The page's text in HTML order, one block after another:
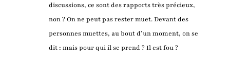
discussions, ce sont des rapports très précieux,
non ? On ne peut pas rester muet. Devant des
personnes muettes, au bout d’un moment, on se
dit : mais pour qui il se prend ? Il est fou ?